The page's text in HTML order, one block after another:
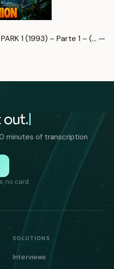
1 (1993) – Parte 1 – (… —
out.
minutes of transcription
no card.
SOLUTIONS
Interviews